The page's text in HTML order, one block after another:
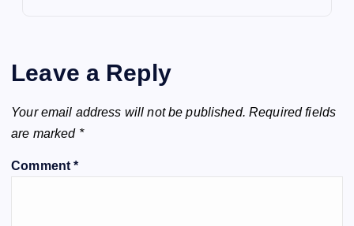
Leave a Reply
Your email address will not be published. Required fields
are marked *
Comment*